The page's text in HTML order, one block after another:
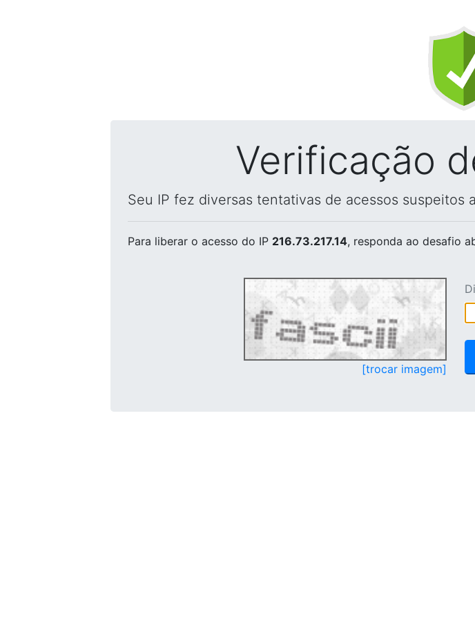
Verificação
Seu IP fez diversas tentativas de acessos suspeitos
Para liberar o acesso do IP 216.73.217.14, responda ao desafio
[trocar imagem]